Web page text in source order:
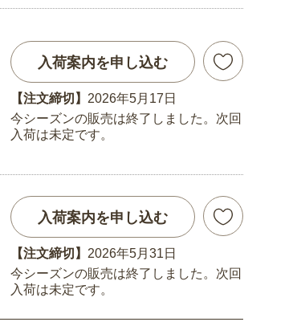
入荷案内を申し込む
【注文締切】 2026年5月17日
今シーズンの販売は終了しました。次回
入荷は未定です。
入荷案内を申し込む
【注文締切】 2026年5月31日
今シーズンの販売は終了しました。次回
入荷は未定です。